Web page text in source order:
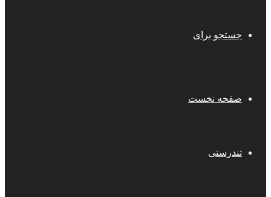
جستجو برای
صفحه نخست
تندرستی